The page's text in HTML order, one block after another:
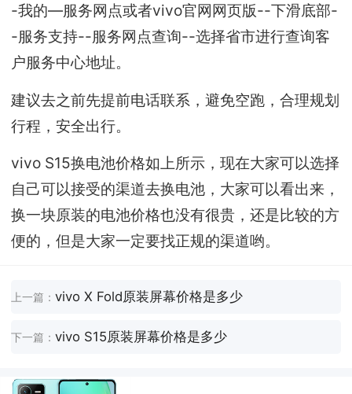
-我的—服务网点或者vivo官网网页版--下滑底部-
-服务支持--服务网点查询--选择省市进行查询客
户服务中心地址。
建议去之前先提前电话联系，避免空跑，合理规划
行程，安全出行。
vivo S15换电池价格如上所示，现在大家可以选择
自己可以接受的渠道去换电池，大家可以看出来，
换一块原装的电池价格也没有很贵，还是比较的方
便的，但是大家一定要找正规的渠道哟。
上一篇：vivo X Fold原装屏幕价格是多少
下一篇：vivo S15原装屏幕价格是多少